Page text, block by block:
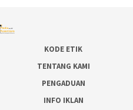
KODE ETIK
TENTANG KAMI
PENGADUAN
INFO IKLAN